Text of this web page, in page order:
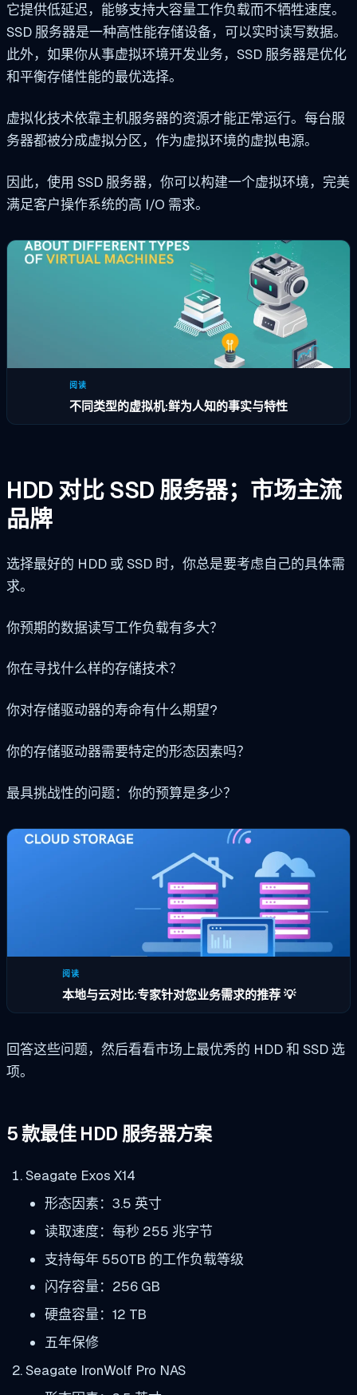
它提供低延迟，能够支持大容量工作负载而不牺牲速度。
SSD 服务器是一种高性能存储设备，可以实时读写数据。
此外，如果你从事虚拟环境开发业务，SSD 服务器是优化
和平衡存储性能的最优选择。
虚拟化技术依靠主机服务器的资源才能正常运行。每台服
务器都被分成虚拟分区，作为虚拟环境的虚拟电源。
因此，使用 SSD 服务器，你可以构建一个虚拟环境，完美
满足客户操作系统的高 I/O 需求。
阅读
不同类型的虚拟机:鲜为人知的事实与特性
HDD 对比 SSD 服务器；市场主流
品牌
选择最好的 HDD 或 SSD 时，你总是要考虑自己的具体需
求。
你预期的数据读写工作负载有多大？
你在寻找什么样的存储技术？
你对存储驱动器的寿命有什么期望?
你的存储驱动器需要特定的形态因素吗？
最具挑战性的问题：你的预算是多少？
阅读
本地与云对比:专家针对您业务需求的推荐 💡
回答这些问题，然后看看市场上最优秀的 HDD 和 SSD 选
项。
5 款最佳 HDD 服务器方案
Seagate Exos X14
形态因素：3.5 英寸
读取速度：每秒 255 兆字节
支持每年 550TB 的工作负载等级
闪存容量：256 GB
硬盘容量：12 TB
五年保修
Seagate IronWolf Pro NAS